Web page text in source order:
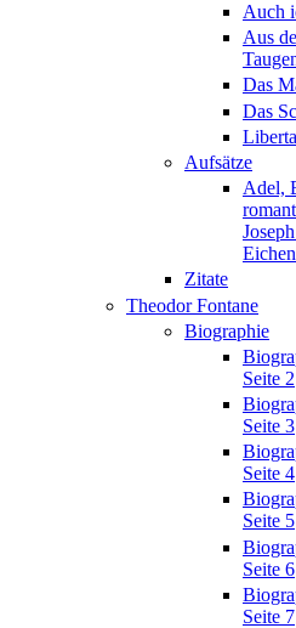
Auch
Aus
Das
Das
Aufsätze
Adel,
Zitate
Theodor Fontane
Biographie
Seite 2
Seite 3
Seite 4
Seite 5
Seite 6
Seite 7